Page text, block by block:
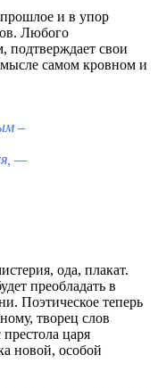
и в упор
Любого
подтверждает свои
самом кровном и
–
—
ода, плакат.
преобладать в
Поэтическое теперь
творец слов
царя
новой, особой